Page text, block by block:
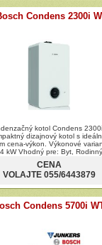
Condens 2300i W
kotol Condens
dizajnový kotol s
cena-výkon. Výkonové
kW Vhodný pre: Byt,
Inštalácia na stenu
CENA
VOLAJTE 055/6443879
Condens 5700i